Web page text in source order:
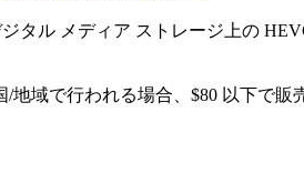
タル メディア ストレージ上の
域で行われる場合、$80 以下で